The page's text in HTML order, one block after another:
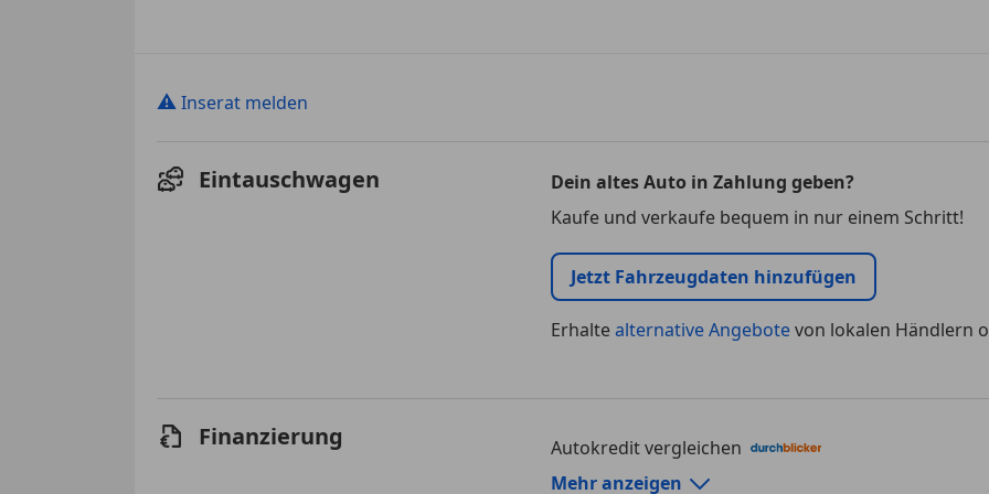
⚠ Inserat melden
Eintauschwagen
Dein altes Auto in Zahlung geben?
Kaufe und verkaufe bequem in nur einem Schritt!
Jetzt Fahrzeugdaten hinzufügen
Erhaltealternative Angebotevon lokalen Händlern
Finanzierung
Autokredit vergleichen
Autokredit-Rechner von durchblicker.at
Mehr anzeigen